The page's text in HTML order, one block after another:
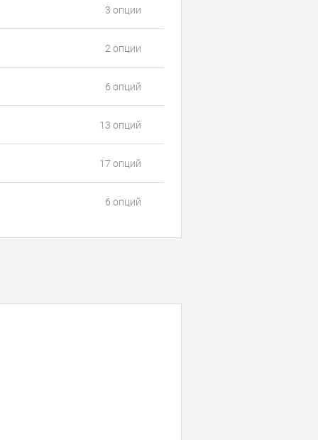
3 опции
2 опции
6 опций
13 опций
17 опций
6 опций